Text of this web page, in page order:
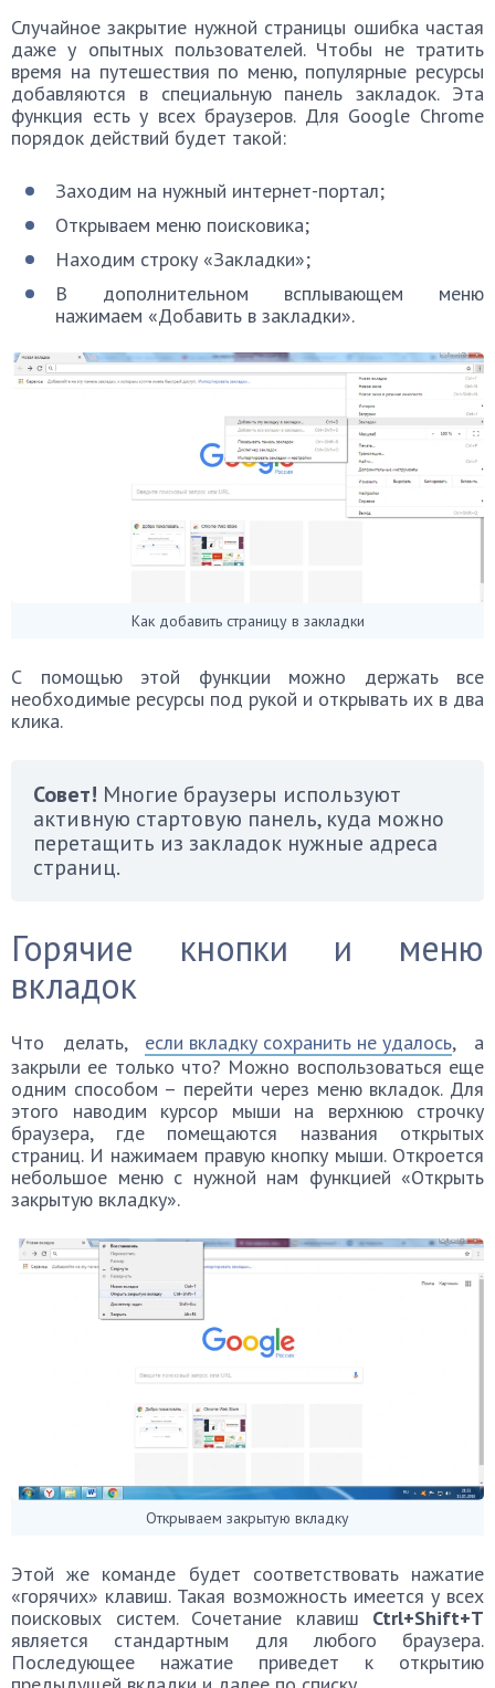
Случайное закрытие нужной страницы ошибка частая
даже у опытных пользователей. Чтобы не тратить
время на путешествия по меню, популярные ресурсы
добавляются в специальную панель закладок. Эта
функция есть у всех браузеров. Для Google Chrome
порядок действий будет такой:
Заходим на нужный интернет-портал;
Открываем меню поисковика;
Находим строку «Закладки»;
В дополнительном всплывающем меню
нажимаем «Добавить в закладки».
Как добавить страницу в закладки
С помощью этой функции можно держать все
необходимые ресурсы под рукой и открывать их в два
клика.
Совет! Многие браузеры используют
активную стартовую панель, куда можно
перетащить из закладок нужные адреса
страниц.
Горячие кнопки и меню
вкладок
Что делать, если вкладку сохранить не удалось, а
закрыли ее только что? Можно воспользоваться еще
одним способом – перейти через меню вкладок. Для
этого наводим курсор мыши на верхнюю строчку
браузера, где помещаются названия открытых
страниц. И нажимаем правую кнопку мыши. Откроется
небольшое меню с нужной нам функцией «Открыть
закрытую вкладку».
Открываем закрытую вкладку
Этой же команде будет соответствовать нажатие
«горячих» клавиш. Такая возможность имеется у всех
поисковых систем. Сочетание клавиш Ctrl+Shift+T
является стандартным для любого браузера.
Последующее нажатие приведет к открытию